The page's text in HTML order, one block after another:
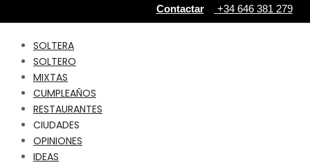
SOLTERA
SOLTERO
MIXTAS
CUMPLEAÑOS
RESTAURANTES
CIUDADES
OPINIONES
IDEAS
Contactar +34 646 381 279‬